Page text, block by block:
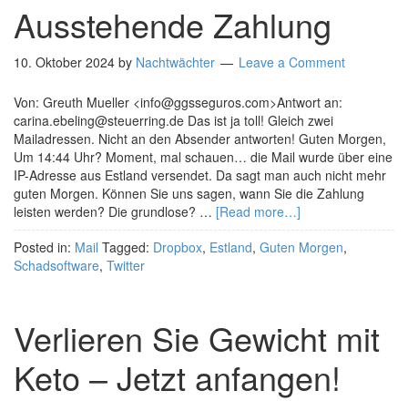
Ausstehende Zahlung
10. Oktober 2024 by Nachtwächter Leave a Comment
Von: Greuth Mueller <info@ggsseguros.com>Antwort an:
carina.ebeling@steuerring.de Das ist ja toll! Gleich zwei
Mailadressen. Nicht an den Absender antworten! Guten Morgen,
Um 14:44 Uhr? Moment, mal schauen… die Mail wurde über eine
IP-Adresse aus Estland versendet. Da sagt man auch nicht mehr
guten Morgen. Können Sie uns sagen, wann Sie die Zahlung
leisten werden? Die grundlose? … [Read more…]
Posted in: Mail Tagged: Dropbox, Estland, Guten Morgen,
Schadsoftware, Twitter
Verlieren Sie Gewicht mit
Keto – Jetzt anfangen!